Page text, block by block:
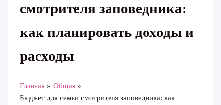
смотрителя заповедника:
как планировать доходы и
расходы
Главная
Общая
Бюджет для семьи смотрителя заповедника: как